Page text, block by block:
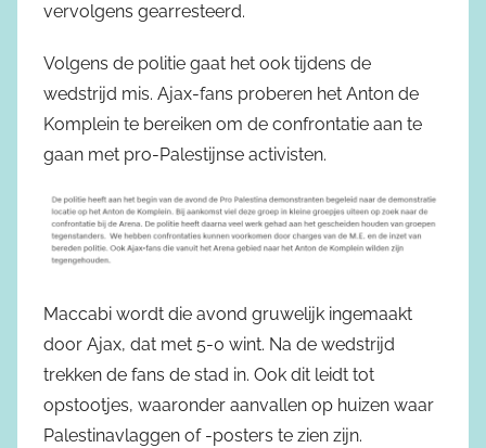
vervolgens gearresteerd.
Volgens de politie gaat het ook tijdens de
wedstrijd mis. Ajax-fans proberen het Anton de
Komplein te bereiken om de confrontatie aan te
gaan met pro-Palestijnse activisten.
Maccabi wordt die avond gruwelijk ingemaakt
door Ajax, dat met 5-0 wint. Na de wedstrijd
trekken de fans de stad in. Ook dit leidt tot
opstootjes, waaronder aanvallen op huizen waar
Palestinavlaggen of -posters te zien zijn.